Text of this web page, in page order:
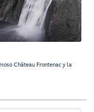
Château Frontenac y la